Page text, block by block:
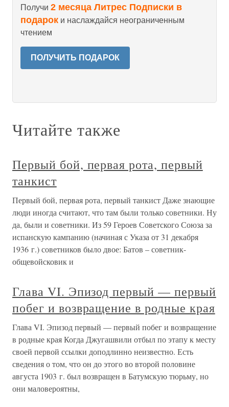
Получи 2 месяца Литрес Подписки в
подарок и наслаждайся неограниченным
чтением
ПОЛУЧИТЬ ПОДАРОК
Читайте также
Первый бой, первая рота, первый
танкист
Первый бой, первая рота, первый танкист Даже знающие
люди иногда считают, что там были только советники. Ну
да, были и советники. Из 59 Героев Советского Союза за
испанскую кампанию (начиная с Указа от 31 декабря
1936 г.) советников было двое: Батов – советник-
общевойсковик и
Глава VI. Эпизод первый — первый
побег и возвращение в родные края
Глава VI. Эпизод первый — первый побег и возвращение
в родные края Когда Джугашвили отбыл по этапу к месту
своей первой ссылки доподлинно неизвестно. Есть
сведения о том, что он до этого во второй половине
августа 1903 г. был возвращен в Батумскую тюрьму, но
они маловероятны,